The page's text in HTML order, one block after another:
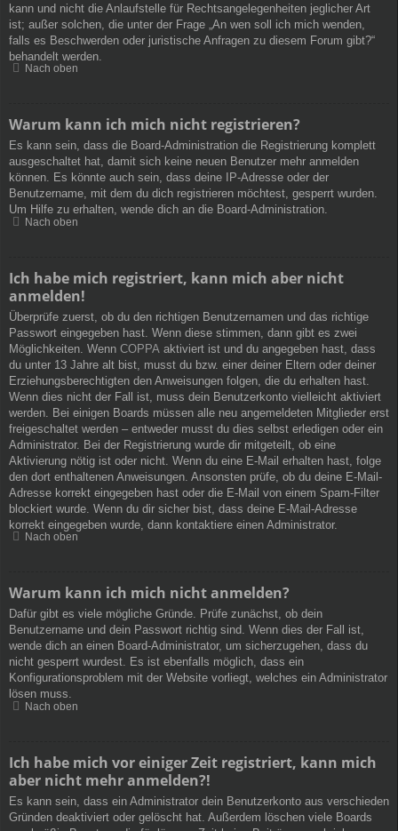
kann und nicht die Anlaufstelle für Rechtsangelegenheiten jeglicher Art
ist; außer solchen, die unter der Frage „An wen soll ich mich wenden,
falls es Beschwerden oder juristische Anfragen zu diesem Forum gibt?“
behandelt werden.
Nach oben
Warum kann ich mich nicht registrieren?
Es kann sein, dass die Board-Administration die Registrierung komplett
ausgeschaltet hat, damit sich keine neuen Benutzer mehr anmelden
können. Es könnte auch sein, dass deine IP-Adresse oder der
Benutzername, mit dem du dich registrieren möchtest, gesperrt wurden.
Um Hilfe zu erhalten, wende dich an die Board-Administration.
Nach oben
Ich habe mich registriert, kann mich aber nicht
anmelden!
Überprüfe zuerst, ob du den richtigen Benutzernamen und das richtige
Passwort eingegeben hast. Wenn diese stimmen, dann gibt es zwei
Möglichkeiten. Wenn COPPA aktiviert ist und du angegeben hast, dass
du unter 13 Jahre alt bist, musst du bzw. einer deiner Eltern oder deiner
Erziehungsberechtigten den Anweisungen folgen, die du erhalten hast.
Wenn dies nicht der Fall ist, muss dein Benutzerkonto vielleicht aktiviert
werden. Bei einigen Boards müssen alle neu angemeldeten Mitglieder erst
freigeschaltet werden – entweder musst du dies selbst erledigen oder ein
Administrator. Bei der Registrierung wurde dir mitgeteilt, ob eine
Aktivierung nötig ist oder nicht. Wenn du eine E-Mail erhalten hast, folge
den dort enthaltenen Anweisungen. Ansonsten prüfe, ob du deine E-Mail-
Adresse korrekt eingegeben hast oder die E-Mail von einem Spam-Filter
blockiert wurde. Wenn du dir sicher bist, dass deine E-Mail-Adresse
korrekt eingegeben wurde, dann kontaktiere einen Administrator.
Nach oben
Warum kann ich mich nicht anmelden?
Dafür gibt es viele mögliche Gründe. Prüfe zunächst, ob dein
Benutzername und dein Passwort richtig sind. Wenn dies der Fall ist,
wende dich an einen Board-Administrator, um sicherzugehen, dass du
nicht gesperrt wurdest. Es ist ebenfalls möglich, dass ein
Konfigurationsproblem mit der Website vorliegt, welches ein Administrator
lösen muss.
Nach oben
Ich habe mich vor einiger Zeit registriert, kann mich
aber nicht mehr anmelden?!
Es kann sein, dass ein Administrator dein Benutzerkonto aus verschieden
Gründen deaktiviert oder gelöscht hat. Außerdem löschen viele Boards